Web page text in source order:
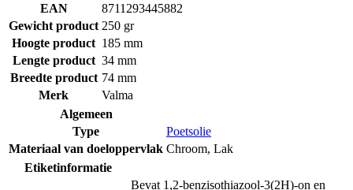
EAN
8711293445882
Gewicht product 250 gr
Hoogte product 185 mm
Lengte product 34 mm
Breedte product 74 mm
Merk
Valma
Algemeen
Type
Poetsolie
Materiaal van doeloppervlak Chroom, Lak
Etiketinformatie
Bevat 1,2-benzisothiazool-3(2H)-on en